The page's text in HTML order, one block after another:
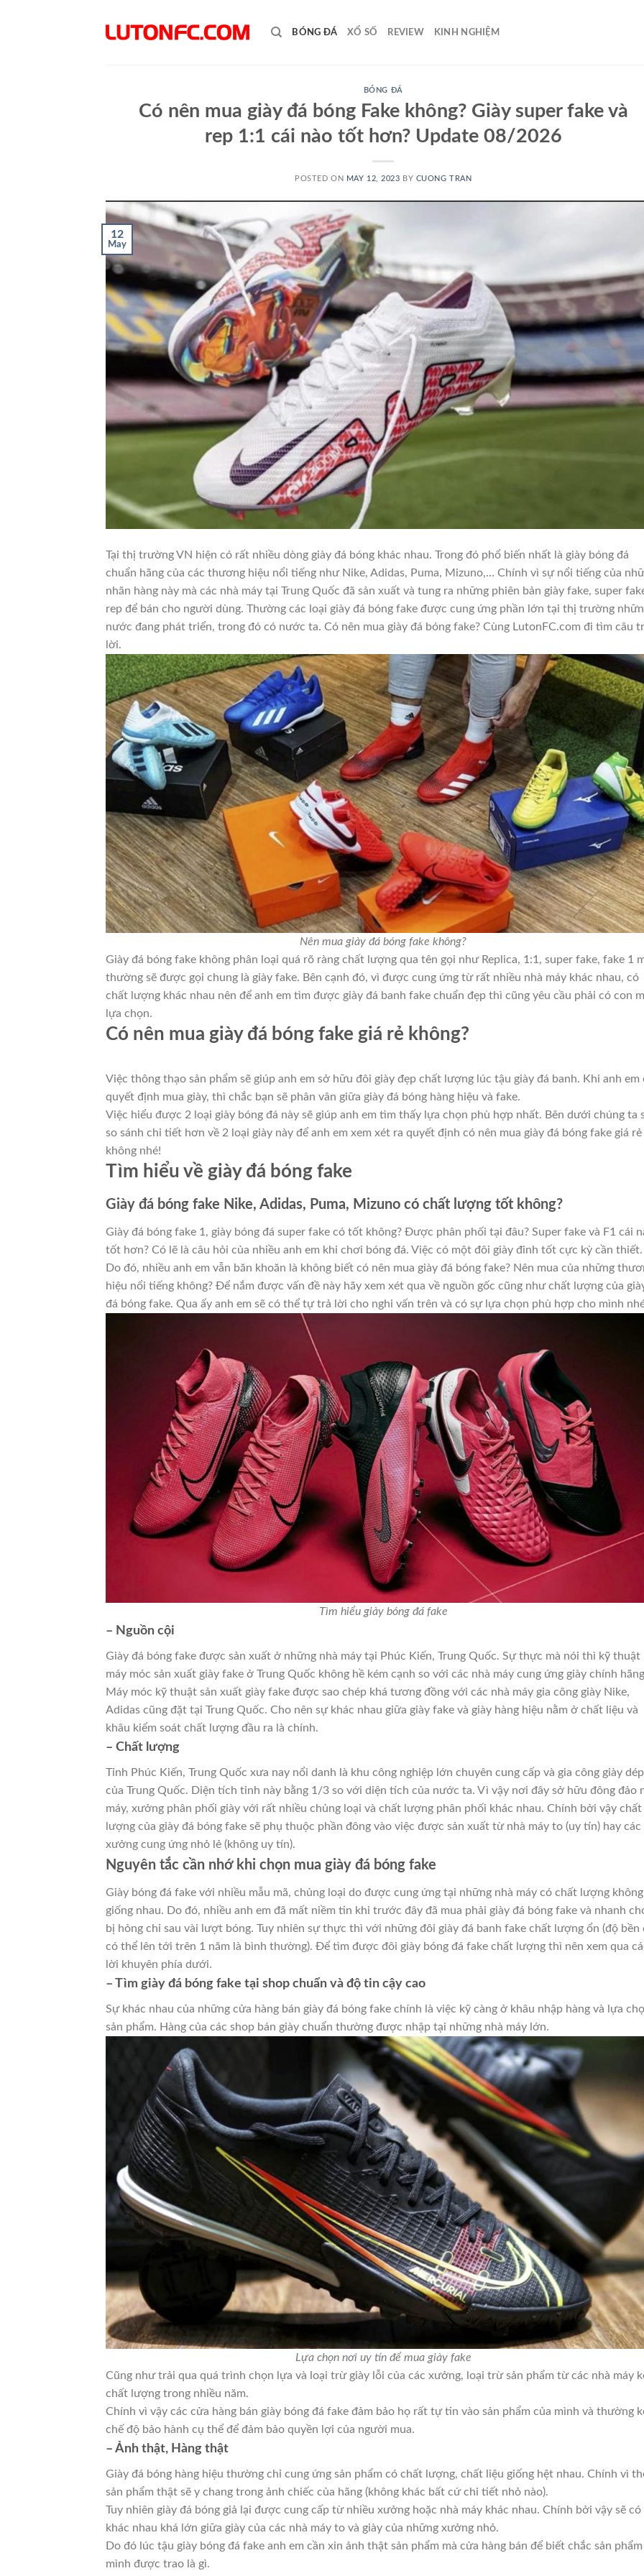
BÓNG ĐÁ XỔ SỐ REVIEW KINH NGHIỆM
BÓNG ĐÁ
Có nên mua giày đá bóng Fake không? Giày super fake và
rep 1:1 cái nào tốt hơn? Update 08/2026
POSTED ON MAY 12, 2023 BY CUONG TRAN
12
May
Tại thị trường VN hiện có rất nhiều dòng giày đá bóng khác nhau. Trong đó phổ biến nhất là giày bóng đá
chuẩn hãng của các thương hiệu nổi tiếng như Nike, Adidas, Puma, Mizuno,… Chính vì sự nổi tiếng của
nhãn hàng này mà các nhà máy tại Trung Quốc đã sản xuất và tung ra những phiên bản giày fake, super
rep để bán cho người dùng. Thường các loại giày đá bóng fake được cung ứng phần lớn tại thị trường
nước đang phát triển, trong đó có nước ta. Có nên mua giày đá bóng fake? Cùng LutonFC.com đi tìm câu
lời.
Nên mua giày đá bóng fake không?
Giày đá bóng fake không phân loại quá rõ ràng chất lượng qua tên gọi như Replica, 1:1, super fake, fake 1
thường sẽ được gọi chung là giày fake. Bên cạnh đó, vì được cung ứng từ rất nhiều nhà máy khác nhau, có
chất lượng khác nhau nên để anh em tìm được giày đá banh fake chuẩn đẹp thì cũng yêu cầu phải có con
lựa chọn.
Có nên mua giày đá bóng fake giá rẻ không?
Việc thông thạo sản phẩm sẽ giúp anh em sở hữu đôi giày đẹp chất lượng lúc tậu giày đá banh. Khi anh em
quyết định mua giày, thì chắc bạn sẽ phân vân giữa giày đá bóng hàng hiệu và fake.
Việc hiểu được 2 loại giày bóng đá này sẽ giúp anh em tìm thấy lựa chọn phù hợp nhất. Bên dưới chúng ta
so sánh chi tiết hơn về 2 loại giày này để anh em xem xét ra quyết định có nên mua giày đá bóng fake giá rẻ
không nhé!
Tìm hiểu về giày đá bóng fake
Giày đá bóng fake Nike, Adidas, Puma, Mizuno có chất lượng tốt không?
Giày đá bóng fake 1, giày bóng đá super fake có tốt không? Được phân phối tại đâu? Super fake và F1 cái
tốt hơn? Có lẽ là câu hỏi của nhiều anh em khi chơi bóng đá. Việc có một đôi giày đinh tốt cực kỳ cần thiết.
Do đó, nhiều anh em vẫn băn khoăn là không biết có nên mua giày đá bóng fake? Nên mua của những
hiệu nổi tiếng không? Để nắm được vấn đề này hãy xem xét qua về nguồn gốc cũng như chất lượng của
đá bóng fake. Qua ấy anh em sẽ có thể tự trả lời cho nghi vấn trên và có sự lựa chọn phù hợp cho mình
Tìm hiểu giày bóng đá fake
– Nguồn cội
Giày đá bóng fake được sản xuất ở những nhà máy tại Phúc Kiến, Trung Quốc. Sự thực mà nói thì kỹ thuật
máy móc sản xuất giày fake ở Trung Quốc không hề kém cạnh so với các nhà máy cung ứng giày chính
Máy móc kỹ thuật sản xuất giày fake được sao chép khá tương đồng với các nhà máy gia công giày Nike,
Adidas cũng đặt tại Trung Quốc. Cho nên sự khác nhau giữa giày fake và giày hàng hiệu nằm ở chất liệu và
khâu kiểm soát chất lượng đầu ra là chính.
– Chất lượng
Tỉnh Phúc Kiến, Trung Quốc xưa nay nổi danh là khu công nghiệp lớn chuyên cung cấp và gia công giày dép
của Trung Quốc. Diện tích tỉnh này bằng 1/3 so với diện tích của nước ta. Vì vậy nơi đây sở hữu đông đảo
máy, xưởng phân phối giày với rất nhiều chủng loại và chất lượng phân phối khác nhau. Chính bởi vậy chất
lượng của giày đá bóng fake sẽ phụ thuộc phần đông vào việc được sản xuất từ nhà máy to (uy tín) hay các
xưởng cung ứng nhỏ lẻ (không uy tín).
Nguyên tắc cần nhớ khi chọn mua giày đá bóng fake
Giày bóng đá fake với nhiều mẫu mã, chủng loại do được cung ứng tại những nhà máy có chất lượng không
giống nhau. Do đó, nhiều anh em đã mất niềm tin khi trước đây đã mua phải giày đá bóng fake và nhanh
bị hỏng chỉ sau vài lượt bóng. Tuy nhiên sự thực thì với những đôi giày đá banh fake chất lượng ổn (độ bền
có thể lên tới trên 1 năm là bình thường). Để tìm được đôi giày bóng đá fake chất lượng thì nên xem qua
lời khuyên phía dưới.
– Tìm giày đá bóng fake tại shop chuẩn và độ tin cậy cao
Sự khác nhau của những cửa hàng bán giày đá bóng fake chính là việc kỹ càng ở khâu nhập hàng và lựa
sản phẩm. Hàng của các shop bán giày chuẩn thường được nhập tại những nhà máy lớn.
Lựa chọn nơi uy tín để mua giày fake
Cũng như trải qua quá trình chọn lựa và loại trừ giày lỗi của các xưởng, loại trừ sản phẩm từ các nhà máy
chất lượng trong nhiều năm.
Chính vì vậy các cửa hàng bán giày bóng đá fake đảm bảo họ rất tự tin vào sản phẩm của mình và thường
chế độ bảo hành cụ thể để đảm bảo quyền lợi của người mua.
– Ảnh thật, Hàng thật
Giày đá bóng hàng hiệu thường chỉ cung ứng sản phẩm có chất lượng, chất liệu giống hệt nhau. Chính vì
sản phẩm thật sẽ y chang trong ảnh chiếc của hãng (không khác bất cứ chi tiết nhỏ nào).
Tuy nhiên giày đá bóng giả lại được cung cấp từ nhiều xưởng hoặc nhà máy khác nhau. Chính bởi vậy sẽ có
khác nhau khá lớn giữa giày của các nhà máy to và giày của những xưởng nhỏ.
Do đó lúc tậu giày bóng đá fake anh em cần xin ảnh thật sản phẩm mà cửa hàng bán để biết chắc sản phẩm
mình được trao là gì.